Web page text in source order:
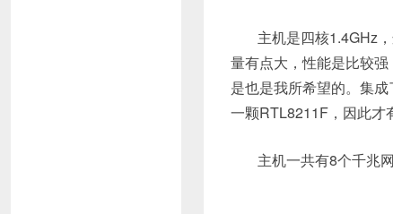
主机是四核1.4GHz
量有点大，性能是比较
是也是我所希望的。集
一颗RTL8211F，因此才
主机一共有8个千兆